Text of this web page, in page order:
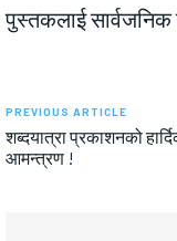
पुस्तकलाई सार्वजनिक
PREVIOUS ARTICLE
शब्दयात्रा प्रकाशनको
आमन्त्रण !